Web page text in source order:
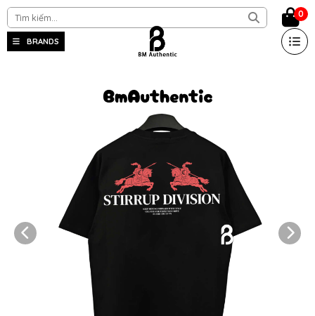
BRANDS
0